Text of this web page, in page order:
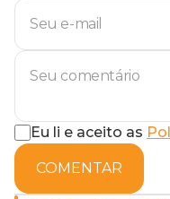
Eu li e aceito as
COMENTAR